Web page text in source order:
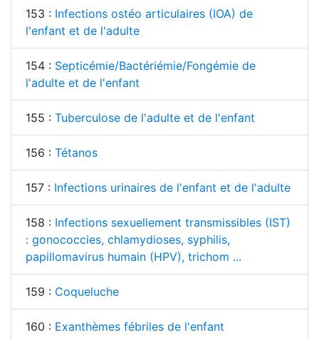
153 : Infections ostéo articulaires (IOA) de
l'enfant et de l'adulte
154 : Septicémie/Bactériémie/Fongémie de
l'adulte et de l'enfant
155 : Tuberculose de l'adulte et de l'enfant
156 : Tétanos
157 : Infections urinaires de l'enfant et de l'adulte
158 : Infections sexuellement transmissibles (IST)
: gonococcies, chlamydioses, syphilis,
papillomavirus humain (HPV), trichom ...
159 : Coqueluche
160 : Exanthèmes fébriles de l'enfant